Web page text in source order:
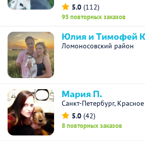
5.0 (112)
95 повторных заказов
Юлия и Тимофей
Ломоносовский район
Мария П.
Санкт-Петербург,
5.0 (42)
8 повторных заказов